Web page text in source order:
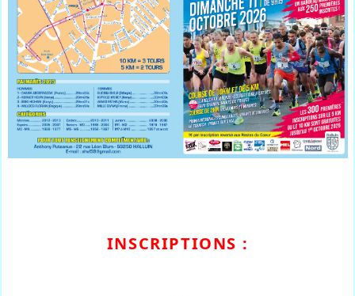
INSCRIPTIONS :